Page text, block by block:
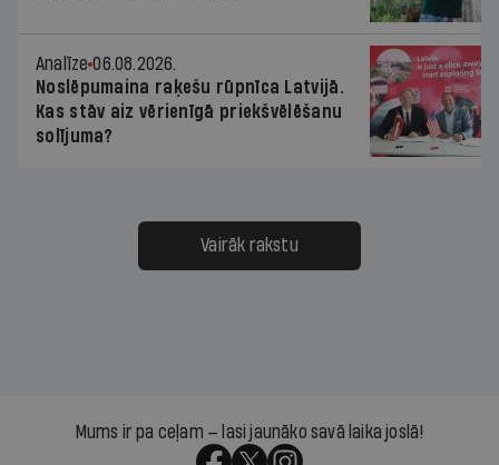
Analīze 06.08.2026.
Noslēpumaina raķešu rūpnīca Latvijā.
Kas stāv aiz vērienīgā priekšvēlēšanu
solījuma?
Vairāk rakstu
Mums ir pa ceļam — lasi jaunāko savā laika joslā!